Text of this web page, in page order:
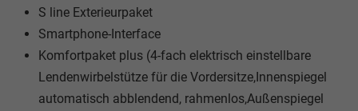
S line Exterieurpaket
Smartphone-Interface
Komfortpaket plus (4-fach elektrisch einstellbare
Lendenwirbelstütze für die Vordersitze,Innenspiegel
automatisch abblendend, rahmenlos,Außenspiegel